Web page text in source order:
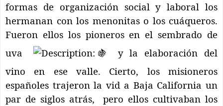
formas de organización social y laboral los
hermanan con los menonitas o los cuáqueros.
Fueron ellos los pioneros en el sembrado de
uva
y la elaboración del
vino en ese valle. Cierto, los misioneros
españoles trajeron la vid a Baja California un
par de siglos atrás,
pero ellos cultivaban los